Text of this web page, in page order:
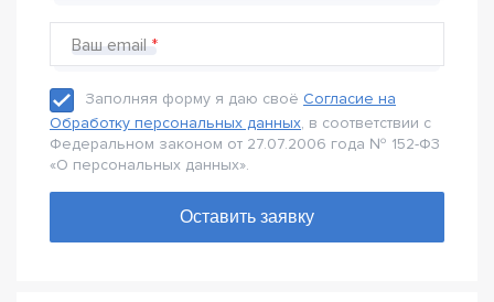
Ваш email
Заполняя форму я даю своё Согласие на
Обработку персональных данных, в соответствии с
Федеральном законом от 27.07.2006 года № 152-Ф3
«О персональных данных».